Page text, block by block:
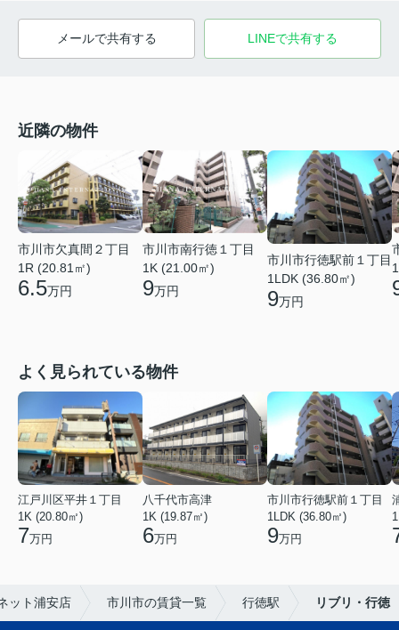
メールで共有する LINEで共有する
近隣の物件
市川市欠真間２丁目
1R (20.81㎡)
6.5万円
市川市南行徳１丁目
1K (21.00㎡)
9万円
市川市行徳駅前１丁目
1LDK (36.80㎡)
9万円
よく見られている物件
江戸川区平井１丁目
1K (20.80㎡)
7万円
八千代市高津
1K (19.87㎡)
6万円
市川市行徳駅前１丁目
1LDK (36.80㎡)
9万円
ット浦安店 市川市の賃貸一覧 行徳駅 リブリ・行徳